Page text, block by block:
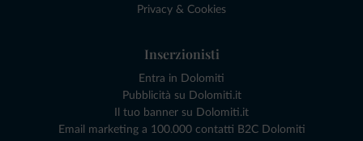
Privacy & Cookies
Inserzionisti
Entra in Dolomiti
Pubblicità su Dolomiti.it
Il tuo banner su Dolomiti.it
Email marketing a 100.000 contatti B2C Dolomiti